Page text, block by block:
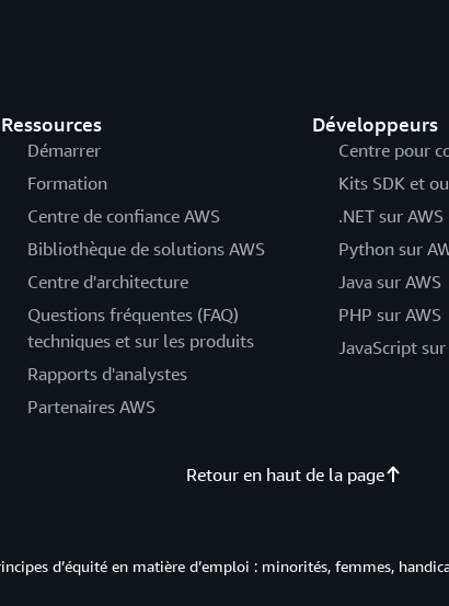
Ressources
Démarrer
Formation
Centre de confiance AWS
Bibliothèque de solutions AWS
Centre d'architecture
Questions fréquentes (FAQ)
techniques et sur les produits
Rapports d'analystes
Partenaires AWS
Développeurs
Centre pour
Kits SDK et
.NET sur AWS
Python sur
Java sur AWS
PHP sur AWS
JavaScript sur
Retour en haut de la page
d’équité en matière d’emploi : minorités, femmes,